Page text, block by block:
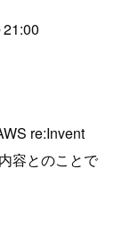
re:Invent
容とのことで